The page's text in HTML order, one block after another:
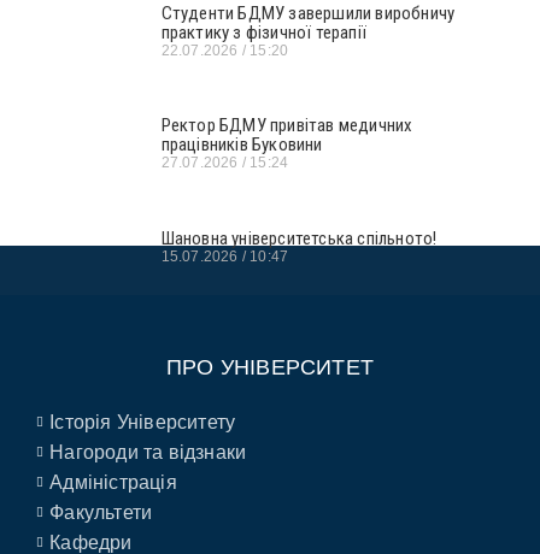
Студенти БДМУ завершили виробничу
практику з фізичної терапії
22.07.2026 15:20
Ректор БДМУ привітав медичних
працівників Буковини
27.07.2026 15:24
Шановна університетська спільното!
15.07.2026 10:47
ПРО УНІВЕРСИТЕТ
Історія Університету
Нагороди та відзнаки
Адміністрація
Факультети
Кафедри